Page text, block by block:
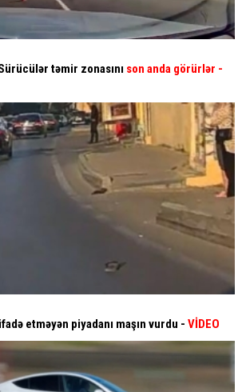
təmir zonasını son anda görürlər -
etməyən piyadanı maşın vurdu - VİDEO